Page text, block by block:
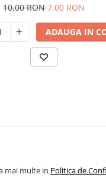
10,00 RON7,00 RON
ADAUGA IN
mai multe in Politica de